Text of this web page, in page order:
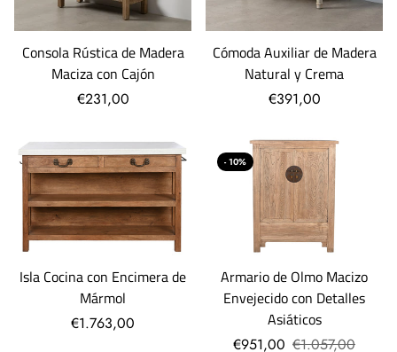
Consola Rústica de Madera
Maciza con Cajón
€231,00
Cómoda Auxiliar de Madera
Natural y Crema
€391,00
Isla Cocina con Encimera de
Mármol
€1.763,00
- 10%
Armario de Olmo Macizo
Envejecido con Detalles
Asiáticos
€951,00 €1.057,00